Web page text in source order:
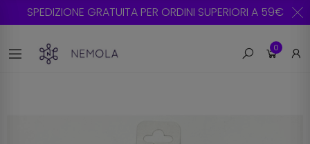
SPEDIZIONE GRATUITA PER ORDINI SUPERIORI A 59€
0